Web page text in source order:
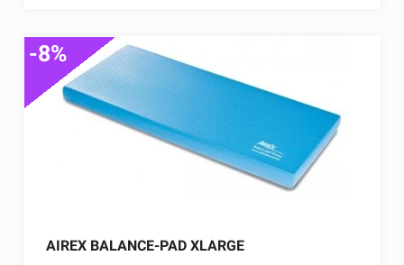
AIREX BALANCE-PAD XLARGE
-8%